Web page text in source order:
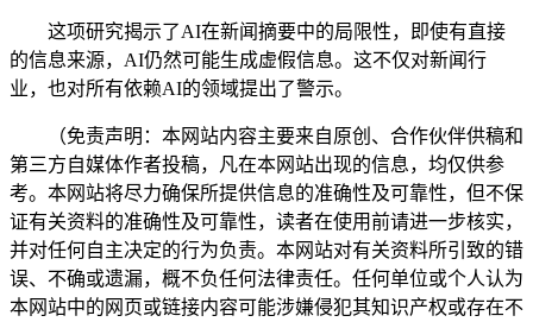
这项研究揭示了AI在新闻摘要中的局限性，即使有直接
的信息来源，AI仍然可能生成虚假信息。这不仅对新闻行
业，也对所有依赖AI的领域提出了警示。
（免责声明：本网站内容主要来自原创、合作伙伴供稿和
第三方自媒体作者投稿，凡在本网站出现的信息，均仅供参
考。本网站将尽力确保所提供信息的准确性及可靠性，但不保
证有关资料的准确性及可靠性，读者在使用前请进一步核实，
并对任何自主决定的行为负责。本网站对有关资料所引致的错
误、不确或遗漏，概不负任何法律责任。任何单位或个人认为
本网站中的网页或链接内容可能涉嫌侵犯其知识产权或存在不